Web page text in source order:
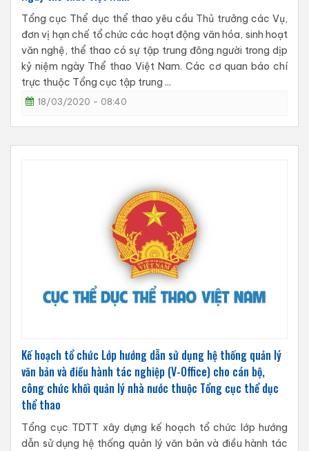
Tổng cục Thể dục thể thao yêu cầu Thủ trưởng các Vụ,
đơn vị hạn chế tổ chức các hoạt động văn hóa, sinh hoạt
văn nghệ, thể thao có sự tập trung đông người trong dịp
kỷ niệm ngày Thể thao Việt Nam. Các cơ quan báo chí
trực thuộc Tổng cục tập trung ...
18/03/2020 - 08:40
Kế hoạch tổ chức Lớp hướng dẫn sử dụng hệ thống quản lý
văn bản và điều hành tác nghiệp (V-Office) cho cán bộ,
công chức khối quản lý nhà nước thuộc Tổng cục thể dục
thể thao
Tổng cục TDTT xây dựng kế hoạch tổ chức lớp hướng
dẫn sử dụng hệ thống quản lý văn bản và điều hành tác